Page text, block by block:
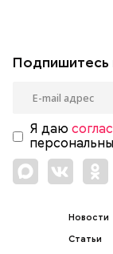
Подпишитесь
Я даю
Новости
Статьи